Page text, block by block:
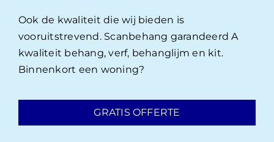
Ook de kwaliteit die wij bieden is
vooruitstrevend. Scanbehang garandeerd A
kwaliteit behang, verf, behanglijm en kit.
Binnenkort een woning?
GRATIS OFFERTE